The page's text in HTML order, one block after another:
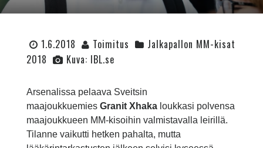
1.6.2018 Toimitus
Jalkapallon MM-kisat
2018
Kuva: IBL.se
Arsenalissa pelaava Sveitsin
maajoukkuemies Granit Xhakaloukkasi polvensa
maajoukkueen MM-kisoihin valmistavalla leirillä.
Tilanne vaikutti hetken pahalta, mutta